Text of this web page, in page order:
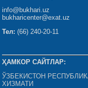
info@bukhari.uz
bukharicenter@exat.uz
Тел: (66) 240-20-11
ҲАМКОР САЙТЛАР:
ЎЗБЕКИСТОН
ХИЗМАТИ